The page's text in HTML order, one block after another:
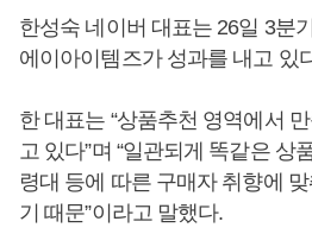
한성숙 네이버 대표는 26일 3분
에이아이템즈가 성과를 내고 있
한 대표는 “상품추천 영역에서
고 있다”며 “일관되게 똑같은 상
령대 등에 따른 구매자 취향에
기 때문”이라고 말했다.